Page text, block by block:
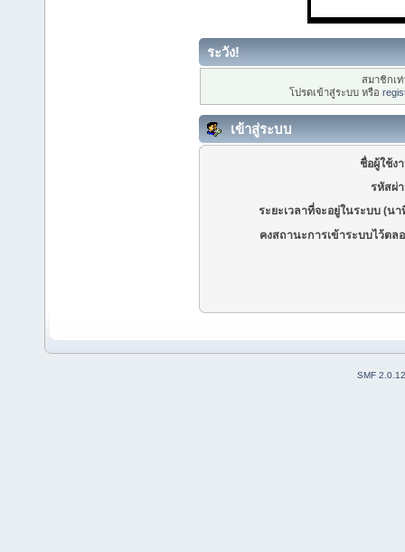
ระวัง!
สมาชิกเ
โปรดเข้าสู่ระบบ หรือ
เข้าสู่ระบบ
ชื่อผู้ใช้ง
รหัสผ่
ระยะเวลาที่จะอยู่ในระบบ (นา
คงสถานะการเข้าระบบไว้ตล
SMF 2.0.12